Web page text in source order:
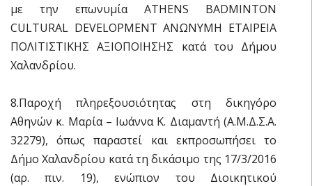
με την επωνυμία ATHENS BADMINTON
CULTURAL DEVELOPMENT ΑΝΩΝΥΜΗ ΕΤΑΙΡΕΙΑ
ΠΟΛΙΤΙΣΤΙΚΗΣ ΑΞΙΟΠΟΙΗΣΗΣ κατά του Δήμου
Χαλανδρίου.
8.Παροχή πληρεξουσιότητας στη δικηγόρο
Αθηνών κ. Μαρία – Ιωάννα Κ. Διαμαντή (Α.Μ.Δ.Σ.Α.
32279), όπως παραστεί και εκπροσωπήσει το
Δήμο Χαλανδρίου κατά τη δικάσιμο της 17/3/2016
(αρ. πιν. 19), ενώπιον του Διοικητικού